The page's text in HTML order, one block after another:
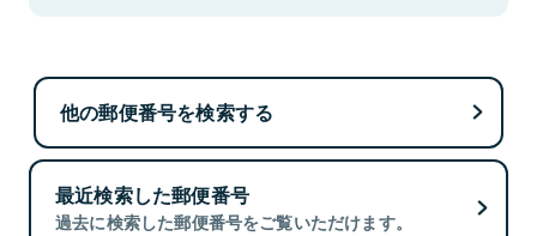
他の郵便番号を検索する
最近検索した郵便番号
過去に検索した郵便番号をご覧いただけます。